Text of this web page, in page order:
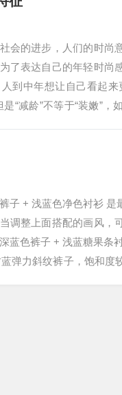
会的进步，人们的时尚
了表达自己的年轻时尚
到中年想让自己看起
“减龄”不等于“装嫩”
子 + 浅蓝色净色衬衫 是
调整上面搭配的画风，
蓝色裤子 + 浅蓝糖果条
弹力斜纹裤子，饱和